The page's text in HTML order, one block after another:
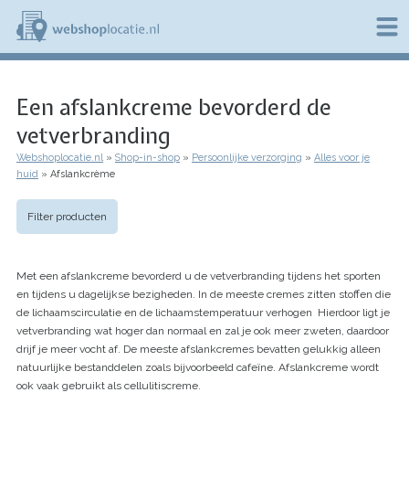
Overslaan
naar
de
b
s
h
p
l
o
a
e
.
n
l
Een afslankcreme bevorderd de
vetverbranding
Kruimelpad
Webshoplocatie.nl Shop-in-shop Persoonlijke verzorging
Alles voor je
huid
Afslankcrème
Filter producten
Met een afslankcreme bevorderd u de vetverbranding tijdens het sporten
en tijdens u dagelijkse bezigheden. In de meeste cremes zitten stoffen die
de lichaamscirculatie en de lichaamstemperatuur verhogen Hierdoor ligt je
vetverbranding wat hoger dan normaal en zal je ook meer zweten, daardoor
drijf je meer vocht af. De meeste afslankcremes bevatten gelukkig alleen
natuurlijke bestanddelen zoals bijvoorbeeld cafeïne. Afslankcreme wordt
ook vaak gebruikt als cellulitiscreme.